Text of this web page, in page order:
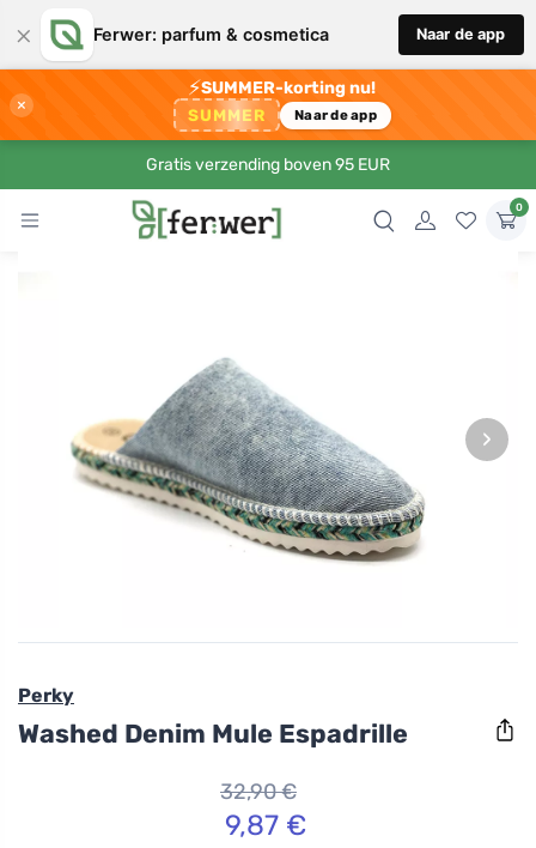
× Ferwer: parfum & cosmetica Naar de app
×
⚡SUMMER-korting nu!
SUMMER Naar de app
Gratis verzending boven 95 EUR
0
›
Perky
Washed Denim Mule Espadrille
32,90 €
9,87 €